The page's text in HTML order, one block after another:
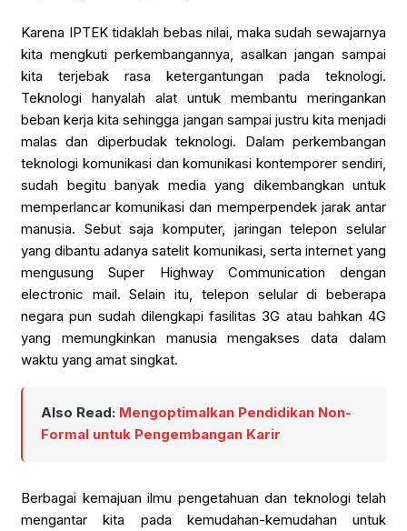
Karena IPTEK tidaklah bebas nilai, maka sudah sewajarnya
kita mengkuti perkembangannya, asalkan jangan sampai
kita terjebak rasa ketergantungan pada teknologi.
Teknologi hanyalah alat untuk membantu meringankan
beban kerja kita sehingga jangan sampai justru kita menjadi
malas dan diperbudak teknologi. Dalam perkembangan
teknologi komunikasi dan komunikasi kontemporer sendiri,
sudah begitu banyak media yang dikembangkan untuk
memperlancar komunikasi dan memperpendek jarak antar
manusia. Sebut saja komputer, jaringan telepon selular
yang dibantu adanya satelit komunikasi, serta internet yang
mengusung Super Highway Communication dengan
electronic mail. Selain itu, telepon selular di beberapa
negara pun sudah dilengkapi fasilitas 3G atau bahkan 4G
yang memungkinkan manusia mengakses data dalam
waktu yang amat singkat.
Also Read: Mengoptimalkan Pendidikan Non-
Formal untuk Pengembangan Karir
Berbagai kemajuan ilmu pengetahuan dan teknologi telah
mengantar kita pada kemudahan-kemudahan untuk